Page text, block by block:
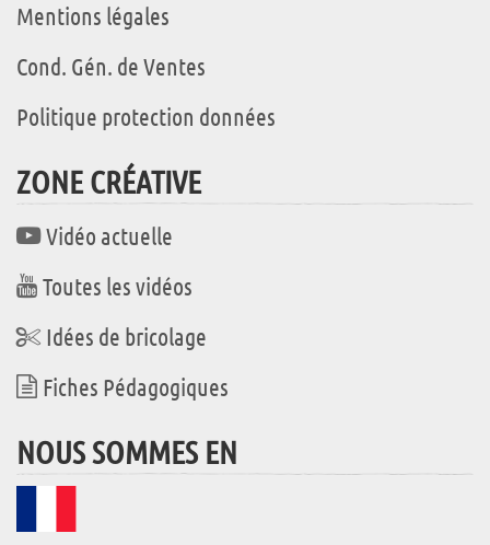
Mentions légales
Cond. Gén. de Ventes
Politique protection données
ZONE CRÉATIVE
Vidéo actuelle
Toutes les vidéos
Idées de bricolage
Fiches Pédagogiques
NOUS SOMMES EN